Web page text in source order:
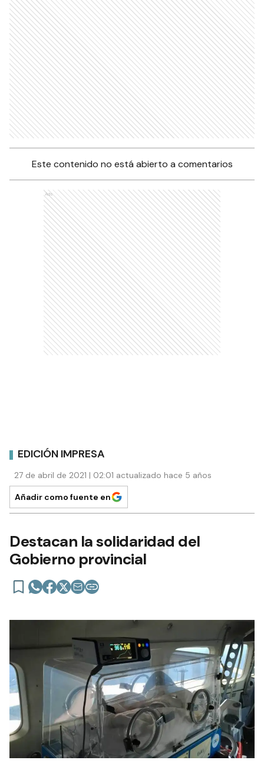
Este contenido no está abierto a comentarios
Ads
EDICIÓN IMPRESA
27 de abril de 2021 | 02:01 actualizado hace 5 años
Añadir como fuente en
Destacan la solidaridad del
Gobierno provincial